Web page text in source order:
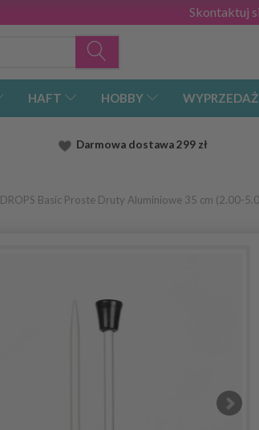
Skontaktuj
HAFT HOBBY
Darmowa dostawa299 zł
DROPS Basic Proste Druty Aluminiowe 35 cm (2.00-